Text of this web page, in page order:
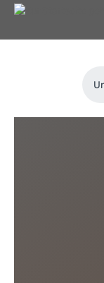
Zum Hauptinhalt